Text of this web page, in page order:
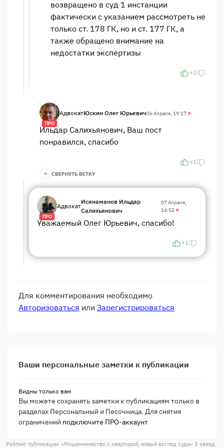
возвращено в суд 1 инстанции
фактически с указанием рассмотреть не
только ст. 178 ГК, но и ст. 177 ГК, а
также обращено внимание на
недостатки экспертизы
+2
ПРО
АдвокатЮскин Олег Юрьевич06 Апреля, 19:17#
Ильдар Салихьянович, Ваш пост
понравился, спасибо
+1
СВЕРНУТЬ ВЕТКУ
ПРО
Адвокат
Исянаманов Ильдар
Салихьянович
07 Апреля,
14:02#
Уважаемый Олег Юрьевич, спасибо!
+1
Для комментирования необходимо
Авторизоваться или Зарегистрироваться
Ваши персональные заметки к публикации
Видны только вам
Вы можете сохранять заметки к публикациям только в
разделах Персональный и Песочница. Для снятия
ограничений подключите ПРО-аккаунт
Рейтинг публикации: «Мошенничество с квартирой, новый взгляд суда» 3 звезд